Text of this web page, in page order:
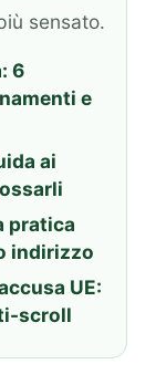
sensato.
6
e
ai
pratica
indirizzo
UE:
scroll